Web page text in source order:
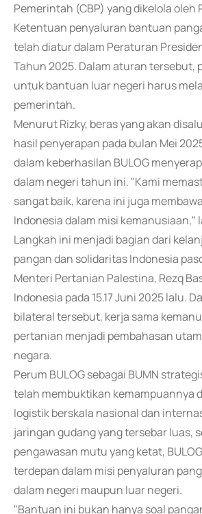
Pemerintah (CBP) yang dikelola oleh
Ketentuan penyaluran bantuan
telah diatur dalam Peraturan
Tahun 2025. Dalam aturan tersebut,
untuk bantuan luar negeri harus
pemerintah.
Menurut Rizky, beras yang akan
hasil penyerapan pada bulan Mei
dalam keberhasilan BULOG
dalam negeri tahun ini. "Kami
sangat baik, karena ini juga
Indonesia dalam misi kemanusiaan,"
Langkah ini menjadi bagian dari
pangan dan solidaritas Indonesia
Menteri Pertanian Palestina, Rezq
Indonesia pada 15.17 Juni 2025 lalu.
bilateral tersebut, kerja sama
pertanian menjadi pembahasan
negara.
Perum BULOG sebagai BUMN
telah membuktikan kemampuannya
logistik berskala nasional dan
jaringan gudang yang tersebar luas,
pengawasan mutu yang ketat,
terdepan dalam misi penyaluran
dalam negeri maupun luar negeri.
"Bantuan ini bukan hanya soal